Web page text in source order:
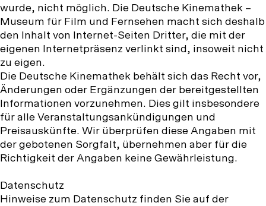
wurde, nicht möglich. Die Deutsche Kinemathek –
Museum für Film und Fernsehen macht sich deshalb
den Inhalt von Internet-Seiten Dritter, die mit der
eigenen Internetpräsenz verlinkt sind, insoweit nicht
zu eigen.
Die Deutsche Kinemathek behält sich das Recht vor,
Änderungen oder Ergänzungen der bereitgestellten
Informationen vorzunehmen. Dies gilt insbesondere
für alle Veranstaltungsankündigungen und
Preisauskünfte. Wir überprüfen diese Angaben mit
der gebotenen Sorgfalt, übernehmen aber für die
Richtigkeit der Angaben keine Gewährleistung.
Datenschutz
Hinweise zum Datenschutz finden Sie auf der